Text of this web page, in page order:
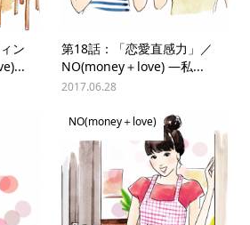
ン
第18話：「恋愛直感力」／
NO(money＋love) —私...
2017.06.28
NO(money＋love)